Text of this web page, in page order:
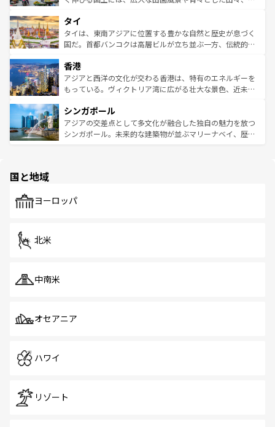
リティに包まれながら、韓国の多彩な魅力を心ゆくまで味
わってみてほしい。 なお、新着の韓国情報はコンテンツ一
覧を参照してほしい。
急速な発展と共に伝統が息づく。ハノイの古い町並みやホ
ーチミン市のフランス統治時代の建物も、独特の雰囲気を
醸し出している。また、バラエティの豊かさとおいしさで
とつ。フォーやバインミー、ベトナムコーヒーなどは、ぜ
ひ現地で味わいたい。どの地域を訪れてもあたたかい人々
が旅行者を迎えてくれるので、きっと忘れられない旅にな
参照してほしい。
タイ
タイは、東南アジアに位置する豊かな自然と歴史が息づく
国だ。首都バンコクは高層ビルが立ち並ぶ一方、伝統的な
の活気が交差している。北部ではチェンマイなどの山岳地
帯で自然と触れ合い、南部ではプーケットやクラビの美し
いビーチでリゾート気分を楽しむことができる。タイ料理
激する。気候は一年中温暖で、どの季節にも異なる楽しみ
が待っている。親しみやすいタイの人々、仏教を中心とし
た文化、そして多様な観光資源が、訪れる旅人を魅了し続
香港
アジアと西洋の文化が交わる香港は、特有のエネルギーを
もっている。ヴィクトリア湾に広がる壮大な景色、近未来
み、どこを訪れても感動するはず。観光スポットが密集し
ており、効率よく見どころを回れるのも魅力。息をのむよ
うな絶景から文化的な体験まで、香港を存分に楽しみ尽く
シンガポール
アジアの交差点として多文化が融合した独自の魅力を放つ
シンガポール。未来的な建築物が並ぶマリーナベイ、歴史
で、ホーカーズは地元の風情を楽しめる外せないスポット
国と地域
ヨーロッパ
北米
中南米
オセアニア
ハワイ
リゾート